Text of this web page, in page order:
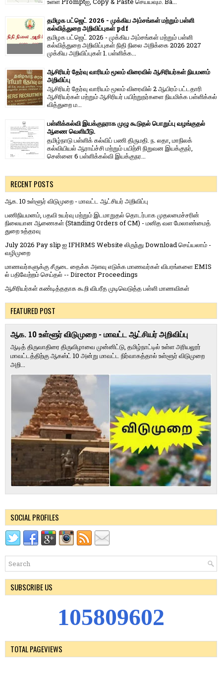
தமிழக பட்ஜெட் 2026 - முக்கிய அம்சங்கள் மற்றும் பள்ளி
கல்வித்துறை அறிவிப்புகள் pdf
தமிழக பட்ஜெட் 2026 - முக்கிய அம்சங்கள் மற்றும் பள்ளி
கல்வித்துறை அறிவிப்புகள் நிதி நிலை அறிக்கை 2026 2027
முக்கிய அறிவிப்புகள் 1. பள்ளிக்க...
ஆசிரியர் தேர்வு வாரியம் மூலம் விரைவில் ஆசிரியர்கள் நியமனம்
அறிவிப்பு
ஆசிரியர் தேர்வு வாரி​யம் மூலம் விரை​வில் 2 ஆயிரம் பட்​ட​தாரி
ஆசிரியர்​கள் மற்​றும் ஆசிரியர் பயிற்றுநர்​களை நியமிக்க பள்​ளிக்​கல்​
வித்​துறை ம...
பள்ளிக்கல்வி இயக்குநராக முழு கூடுதல் பொறுப்பு வழங்குதல்
ஆணை வெளியீடு.
தமிழ்நாடு பள்ளிக் கல்விப் பணி திருமதி. ந. லதா, மாநிலக்
கல்வியியல் ஆராய்ச்சி மற்றும் பயிற்சி நிறுவன இயக்குநர்,
சென்னை 6 பள்ளிக்கல்வி இயக்குநர...
RECENT POSTS
ஆக. 10 உள்ளூர் விடுமுறை - மாவட்ட ஆட்சியர் அறிவிப்பு
பணிநியமனம், பதவி உயர்வு மற்றும் இடமாறுதல் தொடர்பாக முதலமைச்சரின்
நிலையான ஆணைகள் (Standing Orders of CM) - மனித வள மேலாண்மைத்
துறை உத்தரவு
July 2026 Pay slip ஐ IFHRMS Website லிருந்து Download செய்யலாம் -
வழிமுறை
மாணவர்களுக்கு சீருடை தைக்க அளவு எடுக்க மாணவர்கள் விபரங்களை EMIS
ல் பதிவேற்றம் செய்தல் -- Director Proceedings
ஆசிரியர்கள் கண்டித்ததாக கூறி விபரீத முடிவெடுத்த பள்ளி மாணவிகள்
FEATURED POST
ஆக. 10 உள்ளூர் விடுமுறை - மாவட்ட ஆட்சியர் அறிவிப்பு
ஆடித் திருவாதிரை திருவிழாவை முன்னிட்டு, தமிழ்நாட்டில் உள்ள அரியலூர்
மாவட்டத்திற்கு ஆகஸ்ட் 10 அன்று மாவட்ட நிர்வாகத்தால் உள்ளூர் விடுமுறை
அறி...
SOCIAL PROFILES
SUBSCRIBE US
105809602
TOTAL PAGEVIEWS